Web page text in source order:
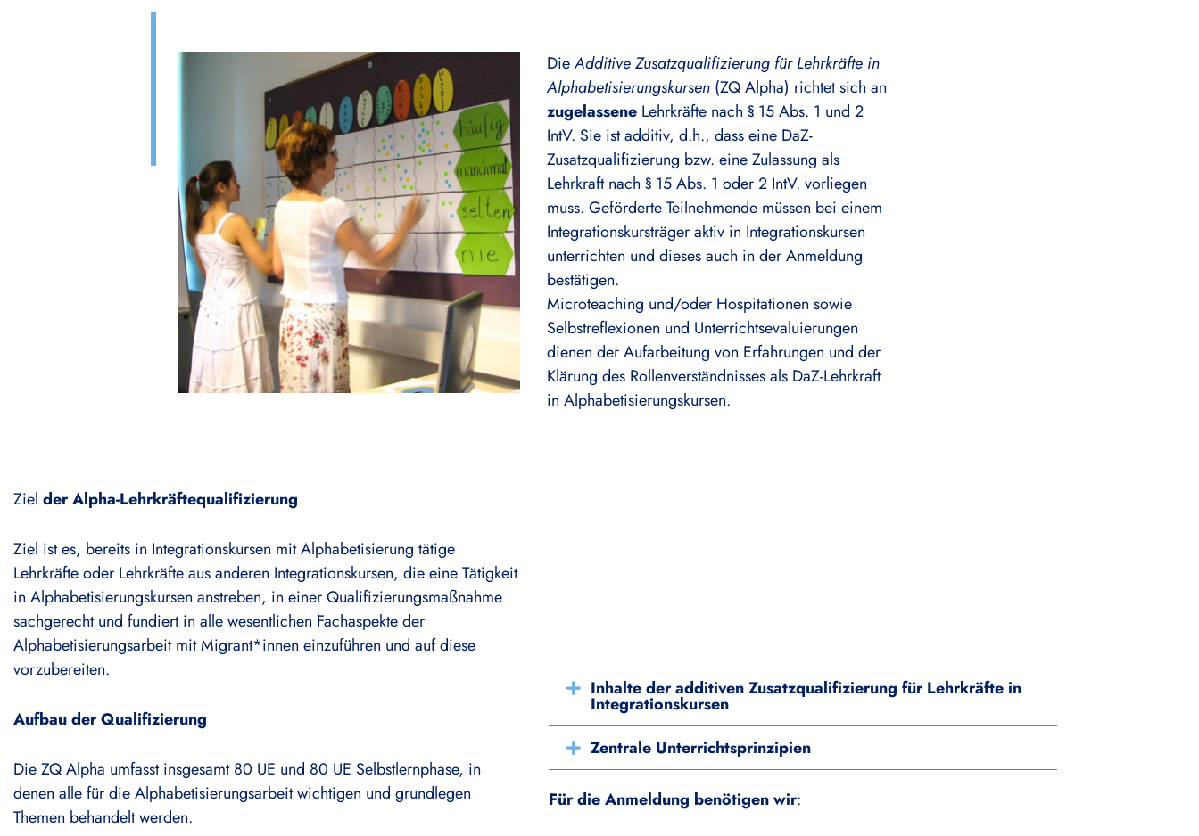
DieAdditive Zusatzqualifizierung für Lehrkräfte in
Alphabetisierungskursen(ZQ Alpha) richtet sich an
zugelasseneLehrkräfte nach § 15 Abs. 1 und 2
IntV. Sie ist additiv, d.h., dass eine DaZ-
Zusatzqualifizierung bzw. eine Zulassung als
Lehrkraft nach § 15 Abs. 1 oder 2 IntV. vorliegen
muss. Geförderte Teilnehmende müssen bei einem
Integrationskursträger aktiv in Integrationskursen
unterrichten und dieses auch in der Anmeldung
bestätigen.
Microteaching und/oder Hospitationen sowie
Selbstreflexionen und Unterrichtsevaluierungen
dienen der Aufarbeitung von Erfahrungen und der
Klärung des Rollenverständnisses als DaZ-Lehrkraft
in Alphabetisierungskursen.
Ziel der Alpha-Lehrkräftequalifizierung
Ziel ist es, bereits in Integrationskursen mit Alphabetisierung tätige
Lehrkräfte oder Lehrkräfte aus anderen Integrationskursen, die eine Tätigkeit
in Alphabetisierungskursen anstreben, in einer Qualifizierungsmaßnahme
sachgerecht und fundiert in alle wesentlichen Fachaspekte der
Alphabetisierungsarbeit mit Migrant*innen einzuführen und auf diese
vorzubereiten.
Aufbau der Qualifizierung
Die ZQ Alpha umfasst insgesamt 80 UE und 80 UE Selbstlernphase, in
denen alle für die Alphabetisierungsarbeit wichtigen und grundlegen
Themen behandelt werden.
Inhalte der additiven Zusatzqualifizierung für Lehrkräfte in
Integrationskursen
Zentrale Unterrichtsprinzipien
Für die Anmeldung benötigen wir: